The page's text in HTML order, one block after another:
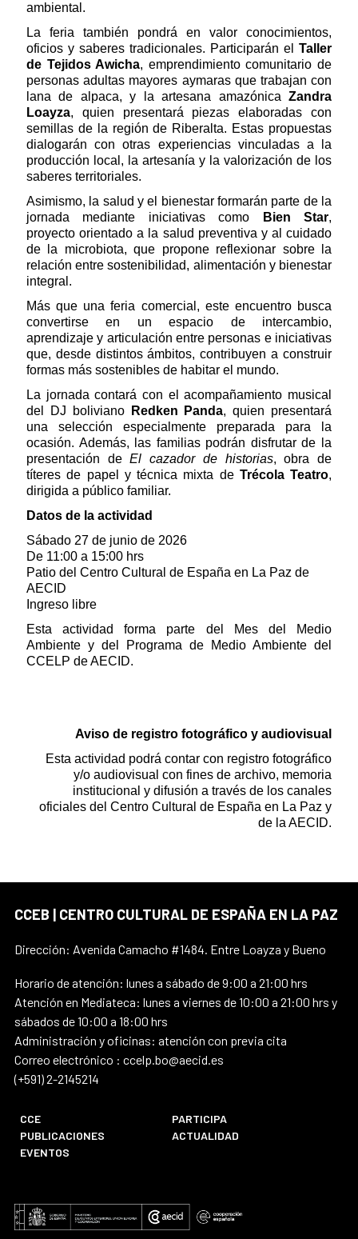
ambiental.
La feria también pondrá en valor conocimientos,
oficios y saberes tradicionales. Participarán el Taller
de Tejidos Awicha, emprendimiento comunitario de
personas adultas mayores aymaras que trabajan con
lana de alpaca, y la artesana amazónica Zandra
Loayza, quien presentará piezas elaboradas con
semillas de la región de Riberalta. Estas propuestas
dialogarán con otras experiencias vinculadas a la
producción local, la artesanía y la valorización de los
saberes territoriales.
Asimismo, la salud y el bienestar formarán parte de la
jornada mediante iniciativas como
Bien Star,
proyecto orientado a la salud preventiva y al cuidado
de la microbiota, que propone reflexionar sobre la
relación entre sostenibilidad, alimentación y bienestar
integral.
Más que una feria comercial, este encuentro busca
convertirse en un espacio de intercambio,
aprendizaje y articulación entre personas e iniciativas
que, desde distintos ámbitos, contribuyen a construir
formas más sostenibles de habitar el mundo.
La jornada contará con el acompañamiento musical
del DJ boliviano
Redken Panda, quien presentará
una selección especialmente preparada para la
ocasión. Además, las familias podrán disfrutar de la
presentación deEl cazador de historias, obra de
títeres de papel y técnica mixta de Trécola Teatro,
dirigida a público familiar.
Datos de la actividad
Sábado 27 de junio de 2026
De 11:00 a 15:00 hrs
Patio del Centro Cultural de España en La Paz de
AECID
Ingreso libre
Esta actividad forma parte del Mes del Medio
Ambiente y del Programa de Medio Ambiente del
CCELP de AECID.
Aviso de registro fotográfico y audiovisual
Esta actividad podrá contar con registro fotográfico
y/o audiovisual con fines de archivo, memoria
institucional y difusión a través de los canales
oficiales del Centro Cultural de España en La Paz y
de la AECID.
CCEB | CENTRO CULTURAL DE ESPAÑA EN LA PAZ
Dirección: Avenida Camacho #1484. Entre Loayza y Bueno
Horario de atención: lunes a sábado de 9:00 a 21:00 hrs
Atención en Mediateca: lunes a viernes de 10:00 a 21:00 hrs y
sábados de 10:00 a 18:00 hrs
Administración y oficinas: atención con previa cita
Correo electrónico : ccelp.bo@aecid.es
(+591) 2-2145214
CCE
PARTICIPA
PUBLICACIONES
ACTUALIDAD
EVENTOS